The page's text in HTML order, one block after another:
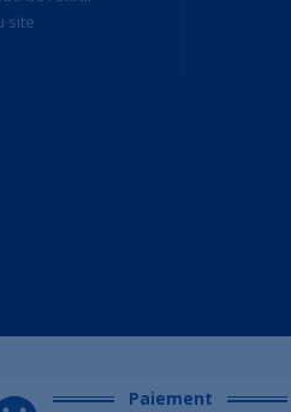
site
Paiement